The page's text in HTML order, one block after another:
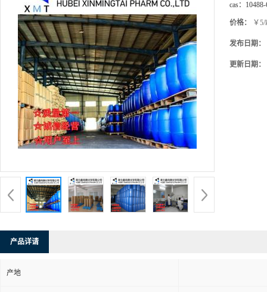
cas：
价格： ￥5/
发布日期：
更新日期：
产品详请
产地